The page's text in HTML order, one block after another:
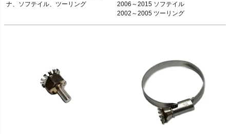
ナ、ソフテイル、ツーリング
2006～2015 ソフテイル
2002～2005 ツーリング